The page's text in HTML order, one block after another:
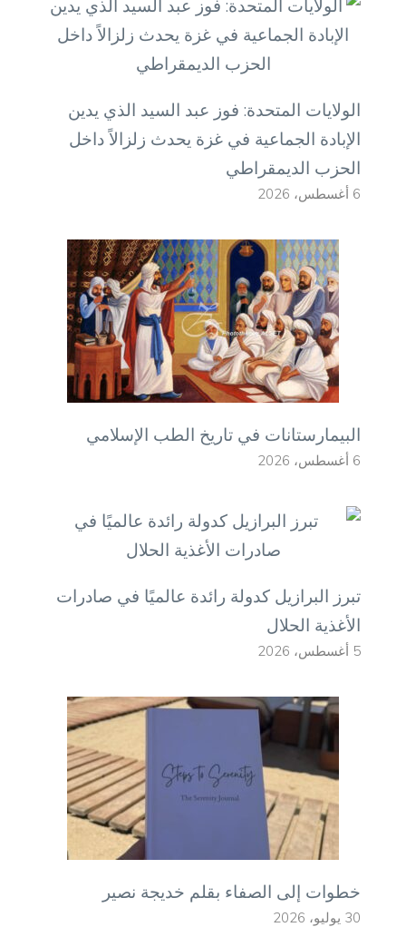
الولايات المتحدة: فوز عبد السيد الذي يدين
الإبادة الجماعية في غزة يحدث زلزالاً داخل
الحزب الديمقراطي
6 أغسطس، 2026
البيمارستانات في تاريخ الطب الإسلامي
6 أغسطس، 2026
تبرز البرازيل كدولة رائدة عالميًا في صادرات
الأغذية الحلال
5 أغسطس، 2026
خطوات إلى الصفاء بقلم خديجة نصير
30 يوليو، 2026